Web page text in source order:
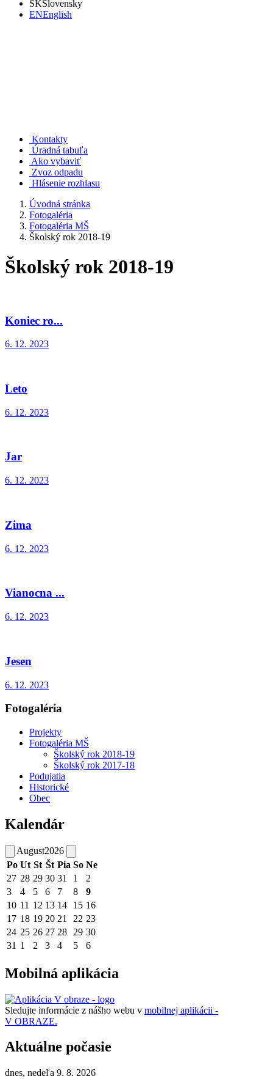
SKSlovensky
ENEnglish
Kontakty
Úradná tabuľa
Ako vybaviť
Zvoz odpadu
Hlásenie rozhlasu
Úvodná stránka
Fotogaléria
Fotogaléria MŠ
Školský rok 2018-19
Školský rok 2018-19
Koniec ro...
6. 12. 2023
Leto
6. 12. 2023
Jar
6. 12. 2023
Zima
6. 12. 2023
Vianocna ...
6. 12. 2023
Jesen
6. 12. 2023
Fotogaléria
Projekty
Fotogaléria MŠ
Školský rok 2018-19
Školský rok 2017-18
Podujatia
Historické
Obec
Kalendár
August2026
Po Ut St Št Pia So Ne
27 28 29 30 31 1
2
3
4 5 6 7 8
9
10 11 12 13 14 15 16
17 18 19 20 21 22 23
24 25 26 27 28 29 30
31 1 2 3 4 5 6
Mobilná aplikácia
Sledujte informácie z nášho webu v mobilnej aplikácii -
V OBRAZE.
Aktuálne počasie
dnes, nedeľa 9. 8. 2026